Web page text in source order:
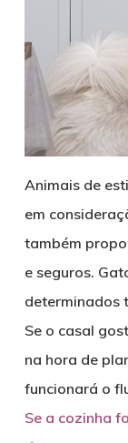
Animais de
em
também
e seguros.
determinados
Se o casal
na hora de
funcionará o
Se a cozinha